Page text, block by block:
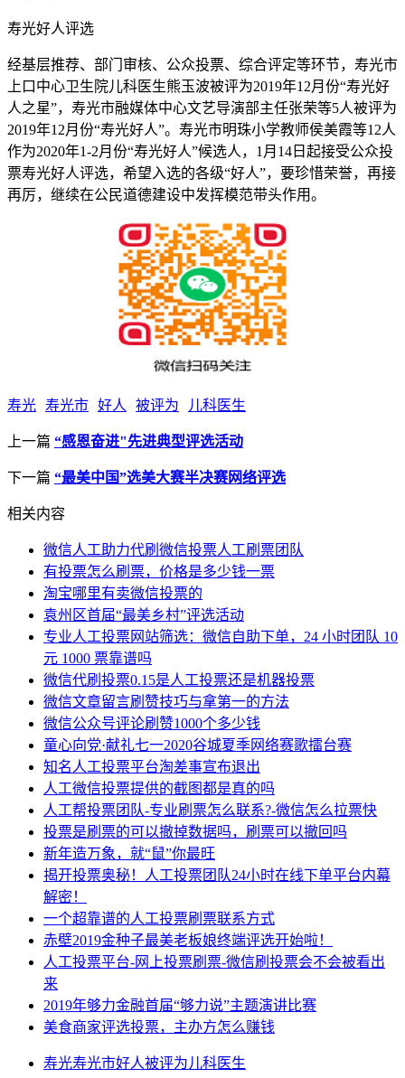
寿光好人评选
经基层推荐、部门审核、公众投票、综合评定等环节，寿光市
上口中心卫生院儿科医生熊玉波被评为2019年12月份“寿光好
人之星”，寿光市融媒体中心文艺导演部主任张荣等5人被评为
2019年12月份“寿光好人”。寿光市明珠小学教师侯美霞等12人
作为2020年1-2月份“寿光好人”候选人，1月14日起接受公众投
票寿光好人评选，希望入选的各级“好人”，要珍惜荣誉，再接
再厉，继续在公民道德建设中发挥模范带头作用。
寿光 寿光市 好人 被评为 儿科医生
上一篇 “感恩奋进"先进典型评选活动
下一篇 “最美中国”选美大赛半决赛网络评选
相关内容
微信人工助力代刷微信投票人工刷票团队
有投票怎么刷票，价格是多少钱一票
淘宝哪里有卖微信投票的
袁州区首届“最美乡村”评选活动
专业人工投票网站筛选：微信自助下单，24 小时团队 10
元 1000 票靠谱吗
微信代刷投票0.15是人工投票还是机器投票
微信文章留言刷赞技巧与拿第一的方法
微信公众号评论刷赞1000个多少钱
童心向党·献礼七一2020谷城夏季网络赛歌擂台赛
知名人工投票平台淘差事宣布退出
人工微信投票提供的截图都是真的吗
人工帮投票团队-专业刷票怎么联系?-微信怎么拉票快
投票是刷票的可以撤掉数据吗，刷票可以撤回吗
新年造万象，就“鼠”你最旺
揭开投票奥秘！人工投票团队24小时在线下单平台内幕
解密！
一个超靠谱的人工投票刷票联系方式
赤壁2019金种子最美老板娘终端评选开始啦！
人工投票平台-网上投票刷票-微信刷投票会不会被看出
来
2019年够力金融首届“够力说”主题演讲比赛
美食商家评选投票，主办方怎么赚钱
寿光寿光市好人被评为儿科医生